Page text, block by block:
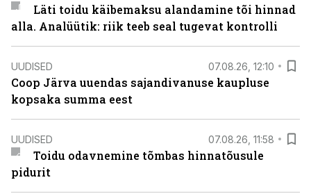
Läti toidu käibemaksu alandamine tõi hinnad
alla. Analüütik: riik teeb seal tugevat kontrolli
UUDISED 07.08.26, 12:10
Coop Järva uuendas sajandivanuse kaupluse
kopsaka summa eest
UUDISED 07.08.26, 11:58
Toidu odavnemine tõmbas hinnatõusule
pidurit